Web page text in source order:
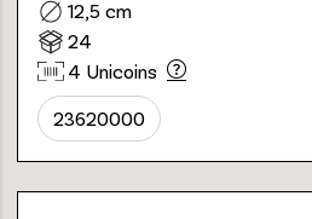
12,5 cm
24
4 Unicoins
23620000